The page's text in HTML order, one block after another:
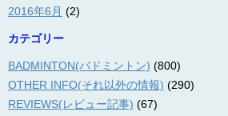
2016年6月 (2)
カテゴリー
BADMINTON(バドミントン) (800)
OTHER INFO(それ以外の情報) (290)
REVIEWS(レビュー記事) (67)